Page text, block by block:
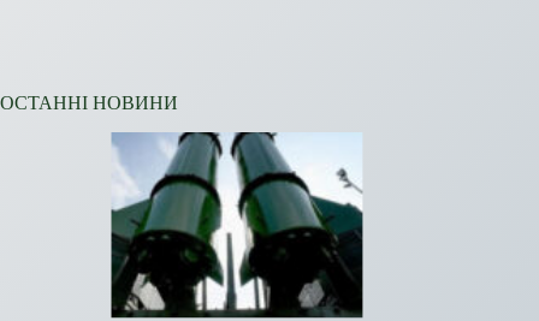
ОСТАННІ НОВИНИ